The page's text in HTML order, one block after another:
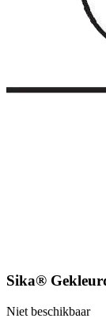
Sika®
Niet beschikbaar